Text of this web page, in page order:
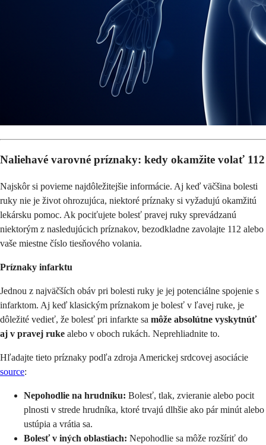
Naliehavé varovné príznaky: kedy okamžite volať 112
Najskôr si povieme najdôležitejšie informácie. Aj keď väčšina bolesti
ruky nie je život ohrozujúca, niektoré príznaky si vyžadujú okamžitú
lekársku pomoc. Ak pociťujete bolesť pravej ruky sprevádzanú
niektorým z nasledujúcich príznakov, bezodkladne zavolajte 112 alebo
vaše miestne číslo tiesňového volania.
Príznaky infarktu
Jednou z najväčších obáv pri bolesti ruky je jej potenciálne spojenie s
infarktom. Aj keď klasickým príznakom je bolesť v ľavej ruke, je
dôležité vedieť, že bolesť pri infarkte sa môže absolútne vyskytnúť
aj v pravej ruke alebo v oboch rukách. Neprehliadnite to.
Hľadajte tieto príznaky podľa zdroja Americkej srdcovej asociácie
source:
Nepohodlie na hrudníku: Bolesť, tlak, zvieranie alebo pocit
plnosti v strede hrudníka, ktoré trvajú dlhšie ako pár minút alebo
ustúpia a vrátia sa.
Bolesť v iných oblastiach: Nepohodlie sa môže rozšíriť do